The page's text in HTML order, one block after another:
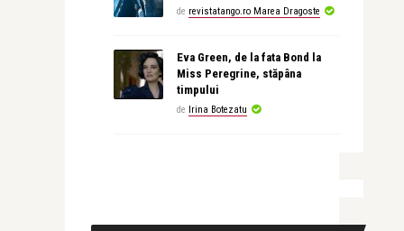
de revistatango.ro Marea Dragoste
Eva Green, de la fata Bond la
Miss Peregrine, stăpâna
timpului
de Irina Botezatu